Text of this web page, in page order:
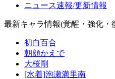
ニュース速報/更新情報
最新キャラ情報(覚醒・強化・
初白百合
朝顔かえで
大桜剛
[水着]泡瀬満里南